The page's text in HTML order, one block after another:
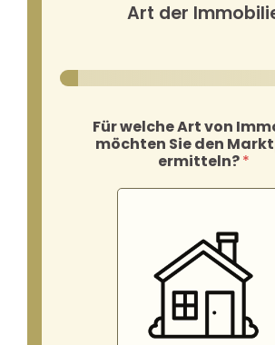
Art der
Für welche Art von
möchten Sie den
ermitteln?*